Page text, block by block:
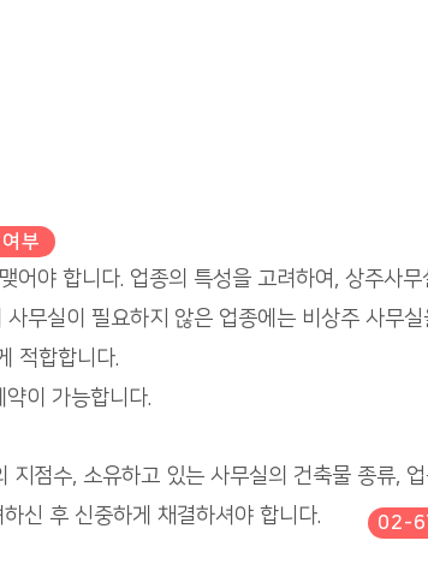
어야 합니다. 업종의 특성을 고려하여, 상주사
무실이 필요하지 않은 업종에는 비상주 사무
적합합니다.
이 가능합니다.
지점수, 소유하고 있는 사무실의 건축물 종류,
신 후 신중하게 채결하셔야 합니다.
부
02-